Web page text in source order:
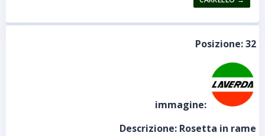
Posizione:32
immagine:
Descrizione: Rosetta in rame